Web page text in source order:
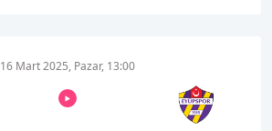
16 Mart 2025, Pazar, 13:00